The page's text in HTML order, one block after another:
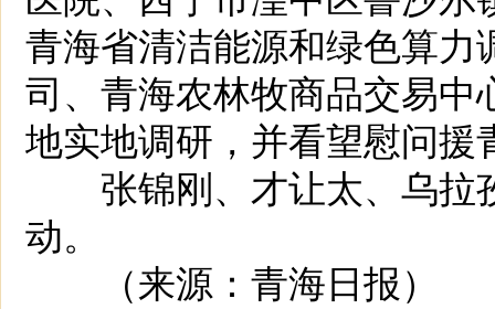
青海省清洁能源和绿色算
司、青海农林牧商品交易
地实地调研，并看望慰问援
张锦刚、才让太、乌拉
动。
（来源：青海日报）